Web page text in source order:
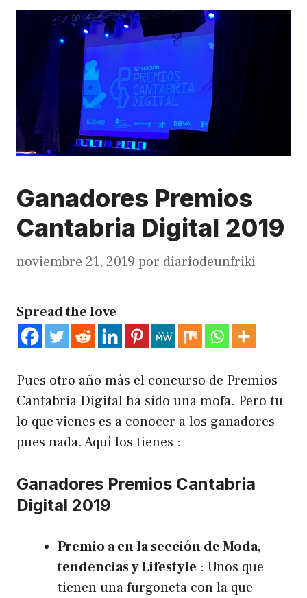
Ganadores Premios
Cantabria Digital 2019
noviembre 21, 2019 por diariodeunfriki
Spread the love
Pues otro año más el concurso de Premios
Cantabria Digital ha sido una mofa. Pero tu
lo que vienes es a conocer a los ganadores
pues nada. Aquí los tienes :
Ganadores Premios Cantabria
Digital 2019
Premio a en la sección de Moda,
tendencias y Lifestyle : Unos que
tienen una furgoneta con la que